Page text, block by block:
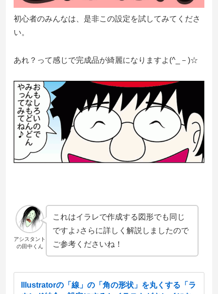
初心者のみんなは、是非この設定を試してみてくださ
い。
あれ？って感じで完成品が綺麗になりますよ(^_－)☆
アシスタント
の田中くん
これはイラレで作成する図形でも同じ
ですよ♪さらに詳しく解説しましたので
ご参考くださいね！
Illustratorの「線」の「角の形状」を丸くする「ラ